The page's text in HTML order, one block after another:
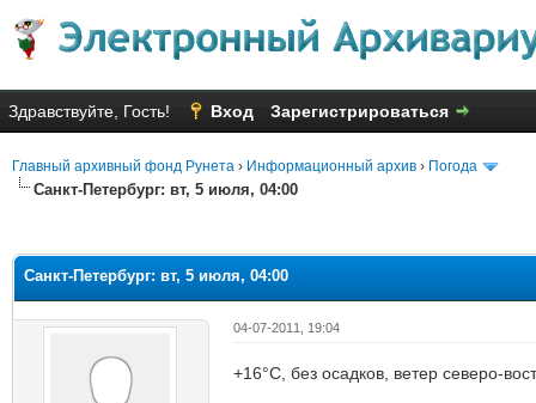
Здравствуйте, Гость! Вход Зарегистрироваться
Главный архивный фонд Рунета › Информационный архив › Погода
Санкт-Петербург: вт, 5 июля, 04:00
Санкт-Петербург: вт, 5 июля, 04:00
04-07-2011, 19:04
+16°C, без осадков, ветер северо-